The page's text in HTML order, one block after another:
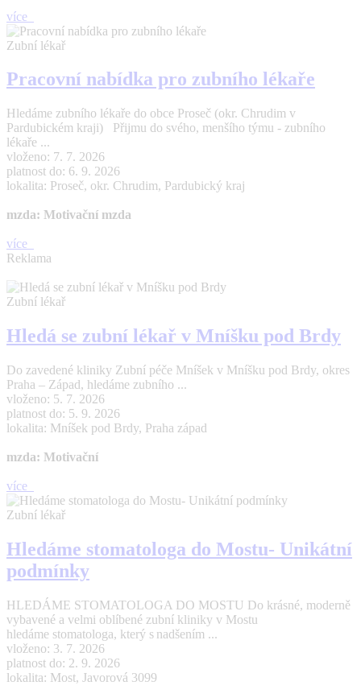
více
Zubní lékař
Pracovní nabídka pro zubního lékaře
Hledáme zubního lékaře do obce Proseč (okr. Chrudim v
Pardubickém kraji) Přijmu do svého, menšího týmu - zubního
lékaře ...
vloženo: 7. 7. 2026
platnost do: 6. 9. 2026
lokalita: Proseč, okr. Chrudim, Pardubický kraj
mzda: Motivační mzda
více
Reklama
Zubní lékař
Hledá se zubní lékař v Mníšku pod Brdy
Do zavedené kliniky Zubní péče Mníšek v Mníšku pod Brdy, okres
Praha – Západ, hledáme zubního ...
vloženo: 5. 7. 2026
platnost do: 5. 9. 2026
lokalita: Mníšek pod Brdy, Praha západ
mzda: Motivační
více
Zubní lékař
Hledáme stomatologa do Mostu- Unikátní
podmínky
HLEDÁME STOMATOLOGA DO MOSTU Do krásné, moderně
vybavené a velmi oblíbené zubní kliniky v Mostu
hledáme stomatologa, který s nadšením ...
vloženo: 3. 7. 2026
platnost do: 2. 9. 2026
lokalita: Most, Javorová 3099